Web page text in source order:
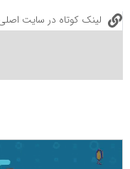
لینک کوتاه در سایت